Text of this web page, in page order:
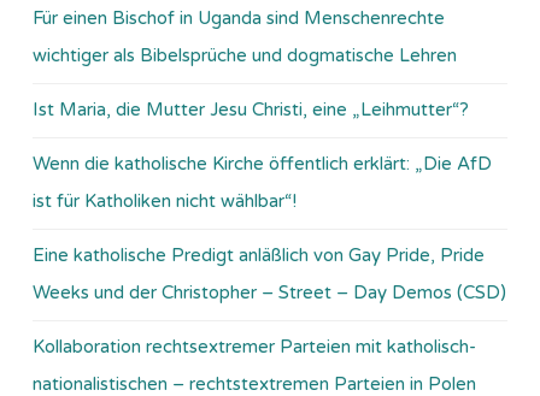
Für einen Bischof in Uganda sind Menschenrechte
wichtiger als Bibelsprüche und dogmatische Lehren
Ist Maria, die Mutter Jesu Christi, eine „Leihmutter“?
Wenn die katholische Kirche öffentlich erklärt: „Die AfD
ist für Katholiken nicht wählbar“!
Eine katholische Predigt anläßlich von Gay Pride, Pride
Weeks und der Christopher – Street – Day Demos (CSD)
Kollaboration rechtsextremer Parteien mit katholisch-
nationalistischen – rechtstextremen Parteien in Polen